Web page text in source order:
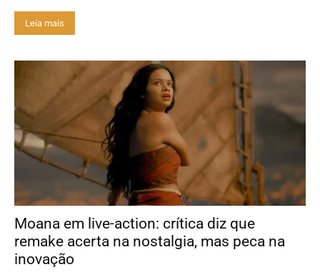
Leia mais
Moana em live-action: crítica diz que
remake acerta na nostalgia, mas peca na
inovação